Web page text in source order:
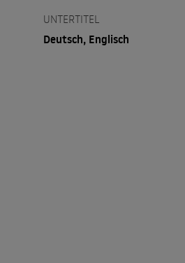
UNTERTITEL
Deutsch, Englisch